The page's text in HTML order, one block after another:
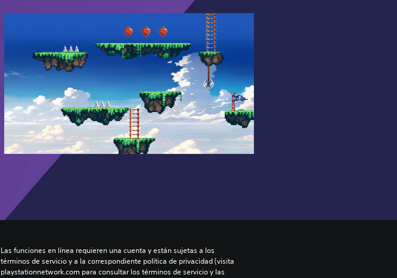
Las funciones en línea requieren una cuenta y están sujetas a los
términos de servicio y a la correspondiente política de privacidad (visita
playstationnetwork.com para consultar los términos de servicio y las